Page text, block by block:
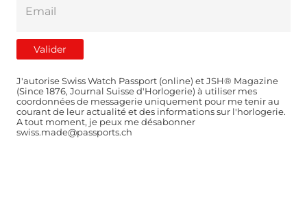
J'autorise Swiss Watch Passport (online) et JSH® Magazine
(Since 1876, Journal Suisse d'Horlogerie) à utiliser mes
coordonnées de messagerie uniquement pour me tenir au
courant de leur actualité et des informations sur l'horlogerie.
A tout moment, je peux me désabonner
swiss.made@passports.ch